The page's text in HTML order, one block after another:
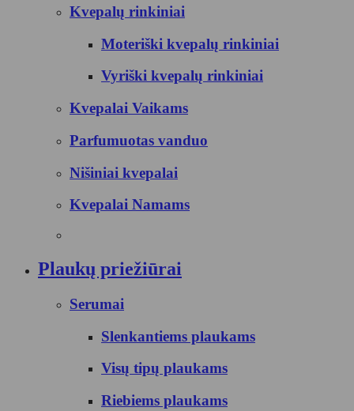
Kvepalų rinkiniai
Moteriški kvepalų rinkiniai
Vyriški kvepalų rinkiniai
Kvepalai Vaikams
Parfumuotas vanduo
Nišiniai kvepalai
Kvepalai Namams
Plaukų priežiūrai
Serumai
Slenkantiems plaukams
Visų tipų plaukams
Riebiems plaukams